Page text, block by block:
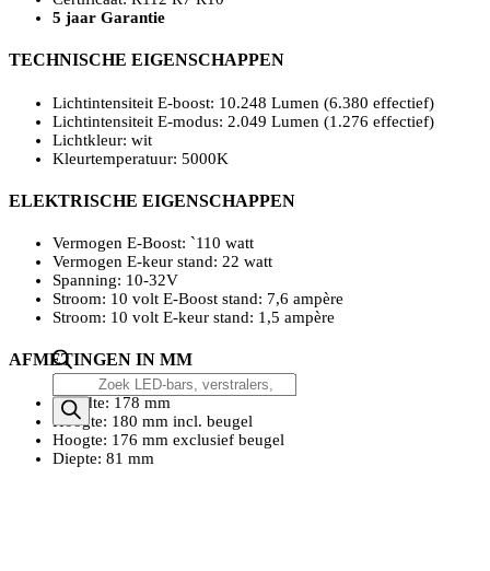
Producten
zoeken
5 jaar Garantie
TECHNISCHE EIGENSCHAPPEN
Lichtintensiteit E-boost: 10.248 Lumen (6.380 effectief)
Lichtintensiteit E-modus: 2.049 Lumen (1.276 effectief)
Lichtkleur: wit
Kleurtemperatuur: 5000K
ELEKTRISCHE EIGENSCHAPPEN
Vermogen E-Boost: `110 watt
Vermogen E-keur stand: 22 watt
Spanning: 10-32V
Stroom: 10 volt E-Boost stand: 7,6 ampère
Stroom: 10 volt E-keur stand: 1,5 ampère
AFMETINGEN IN MM
Breedte: 178 mm
Hoogte: 180 mm incl. beugel
Hoogte: 176 mm exclusief beugel
Diepte: 81 mm